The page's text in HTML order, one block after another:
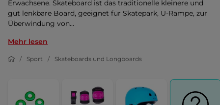
Erwachsene. Skateboard ist das traditionelle kleinere und
gut lenkbare Board, geeignet für Skatepark, U-Rampe, zur
Überwindung von...
Mehr lesen
Sport Skateboards und Longboards